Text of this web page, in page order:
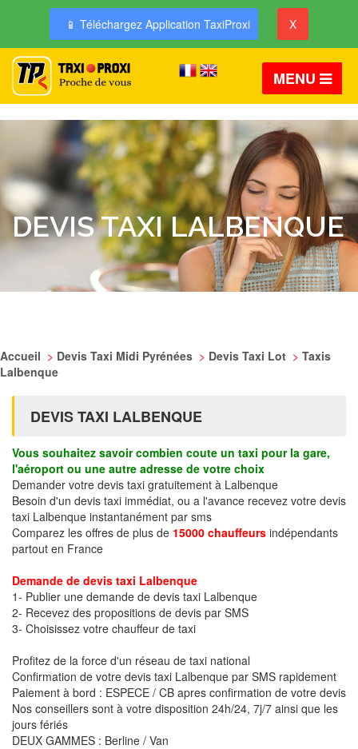
📱 Téléchargez Application TaxiProxi X
MENU
DEVIS TAXI LALBENQUE
Accueil > Devis Taxi Midi Pyrénées > Devis Taxi Lot > Taxis
Lalbenque
DEVIS TAXI LALBENQUE
Vous souhaitez savoir combien coute un taxi pour la gare,
l'aéroport ou une autre adresse de votre choix
Demander votre devis taxi gratuitement à Lalbenque
Besoin d'un devis taxi immédiat, ou a l'avance recevez votre devis
taxi Lalbenque instantanément par sms
Comparez les offres de plus de 15000 chauffeurs indépendants
partout en France
Demande de devis taxi Lalbenque
1- Publier une demande de devis taxi Lalbenque
2- Recevez des propositions de devis par SMS
3- Choisissez votre chauffeur de taxi
Profitez de la force d'un réseau de taxi national
Confirmation de votre devis taxi Lalbenque par SMS rapidement
Paiement à bord : ESPECE / CB apres confirmation de votre devis
Nos conseillers sont à votre disposition 24h/24, 7j/7 ainsi que les
jours fériés
DEUX GAMMES : Berline / Van